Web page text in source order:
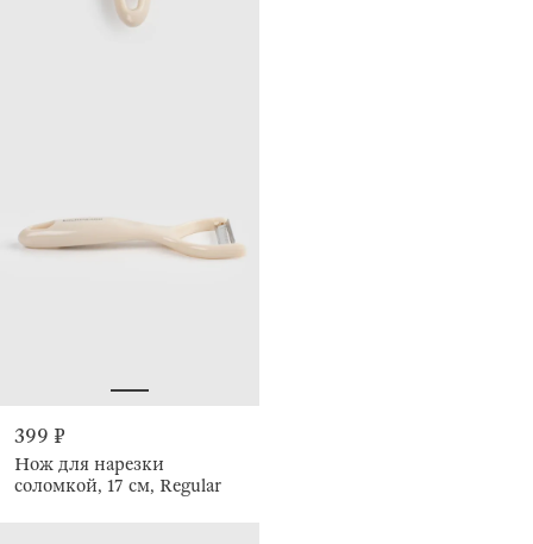
399 ₽
Нож для нарезки
соломкой, 17 см, Regular